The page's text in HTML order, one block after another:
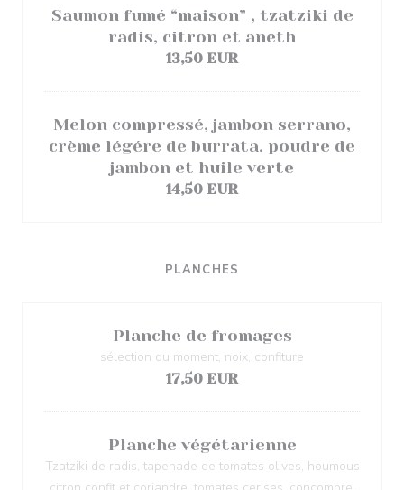
Saumon fumé “maison” , tzatziki de
radis, citron et aneth
13,50 EUR
Melon compressé, jambon serrano,
crème légére de burrata, poudre de
jambon et huile verte
14,50 EUR
PLANCHES
Planche de fromages
sélection du moment, noix, confiture
17,50 EUR
Planche végétarienne
Tzatziki de radis, tapenade de tomates olives, houmous